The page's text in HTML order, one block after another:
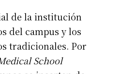
de la institución
del campus y los
tradicionales. Por
School